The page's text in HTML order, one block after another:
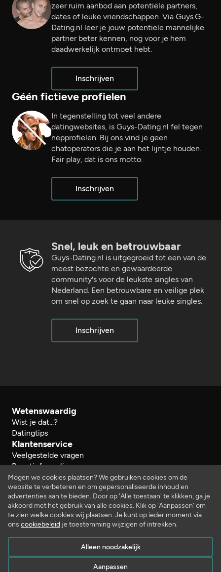
zeer ruim aanbod aan potentiële partners,
dates of leuke vriendschappen. Via Guys.G-
Dating.nl leer je jouw potentiële mannelijke
partner beter kennen, nog voor je hem
daadwerkelijk ontmoet hebt.
Inschrijven
Géén fictieve profielen
In tegenstelling tot veel andere
datingwebsites, is Guys-Dating.nl fel tegen
nepprofielen. Bij ons vind je geen
chatoperators die je aan het lijntje houden.
Fair play, dat is ons motto.
Inschrijven
Snel, leuk en betrouwbaar
Guys-Dating.nl is uitgegroeid tot een van de
meest bezochte en gewaardeerde
community's voor de leukste singles van
Nederland. Een betrouwbare en veilige plek
om snel op zoek te gaan naar leuke singles.
Inschrijven
Wetenswaardig
Wist je dat...?
Datingtips
Klantenservice
Veelgestelde vragen
Reactieformulier
Herroeping
Over ons
Bedrijfsgegevens
Werken bij…
Juridisch
Privacy- en cookiebeleid
Mogen we cookies plaatsen? We gebruiken cookies om de
website te verbeteren en om gepersonaliseerde inhoud en
advertenties aan te bieden. Door op 'Alle toestaan' te klikken, ga je
akkoord met het gebruik van alle cookies. Klik op 'Aanpassen' om
te zien welke cookies wij plaatsen. Je kunt op ieder moment via
ons cookiebeleid je toestemming wijzigen of intrekken.
Alleen noodzakelijk
Aanpassen